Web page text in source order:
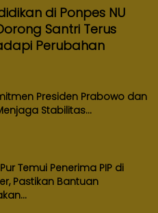
di Ponpes NU
Santri Terus
Perubahan
Presiden Prabowo dan
Stabilitas...
Temui Penerima PIP di
Pastikan Bantuan